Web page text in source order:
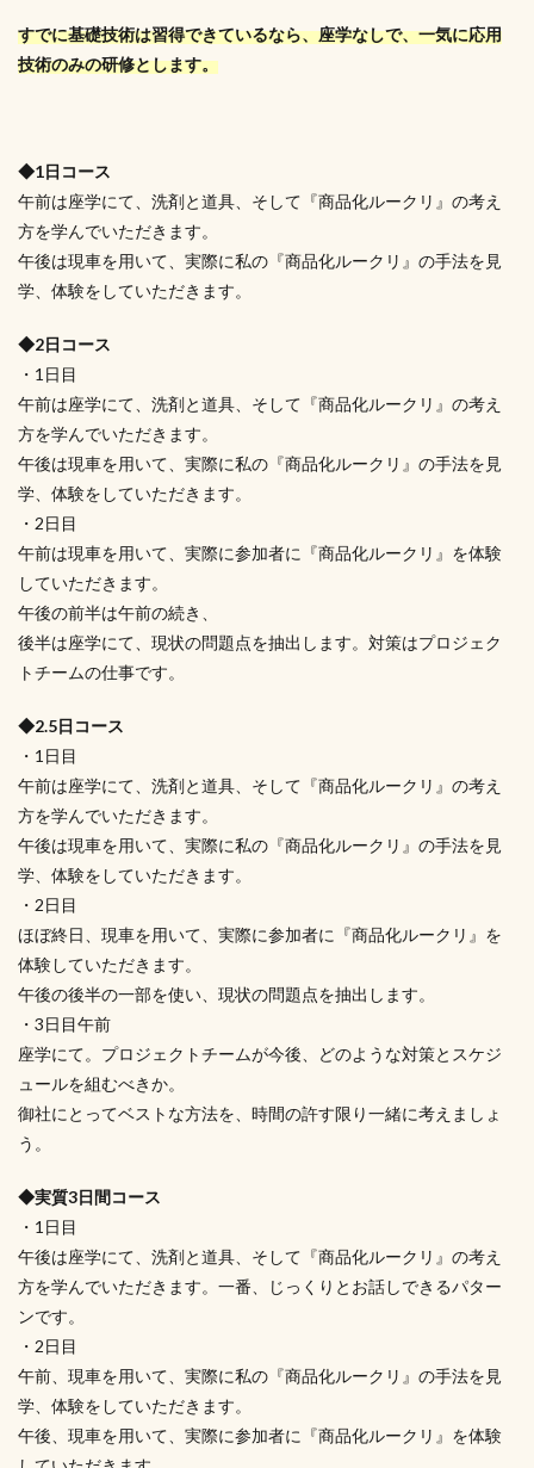
すでに基礎技術は習得できているなら、座学なしで、一気に応用
技術のみの研修とします。
◆1日コース
午前は座学にて、洗剤と道具、そして『商品化ルークリ』の考え
方を学んでいただきます。
午後は現車を用いて、実際に私の『商品化ルークリ』の手法を見
学、体験をしていただきます。
◆2日コース
・1日目
午前は座学にて、洗剤と道具、そして『商品化ルークリ』の考え
方を学んでいただきます。
午後は現車を用いて、実際に私の『商品化ルークリ』の手法を見
学、体験をしていただきます。
・2日目
午前は現車を用いて、実際に参加者に『商品化ルークリ』を体験
していただきます。
午後の前半は午前の続き、
後半は座学にて、現状の問題点を抽出します。対策はプロジェク
トチームの仕事です。
◆2.5日コース
・1日目
午前は座学にて、洗剤と道具、そして『商品化ルークリ』の考え
方を学んでいただきます。
午後は現車を用いて、実際に私の『商品化ルークリ』の手法を見
学、体験をしていただきます。
・2日目
ほぼ終日、現車を用いて、実際に参加者に『商品化ルークリ』を
体験していただきます。
午後の後半の一部を使い、現状の問題点を抽出します。
・3日目午前
座学にて。プロジェクトチームが今後、どのような対策とスケジ
ュールを組むべきか。
御社にとってベストな方法を、時間の許す限り一緒に考えましょ
う。
◆実質3日間コース
・1日目
午後は座学にて、洗剤と道具、そして『商品化ルークリ』の考え
方を学んでいただきます。一番、じっくりとお話しできるパター
ンです。
・2日目
午前、現車を用いて、実際に私の『商品化ルークリ』の手法を見
学、体験をしていただきます。
午後、現車を用いて、実際に参加者に『商品化ルークリ』を体験